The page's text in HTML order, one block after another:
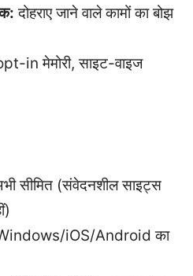
दोहराए जाने वाले कामों का बोझ
in मेमोरी, साइट-वाइज
सीमित (संवेदनशील साइट्स
iOS/Android का